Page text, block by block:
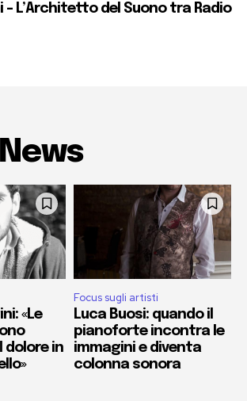
– L’Architetto del Suono tra Radio
«Le
dolore in
Focus sugli artisti
Luca Buosi: quando il
pianoforte incontra le
immagini e diventa
colonna sonora